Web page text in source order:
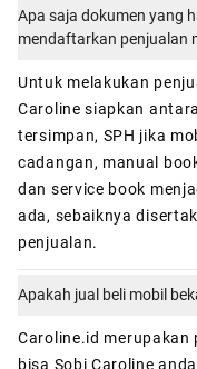
Apa saja dokumen yang
mendaftarkan penjualan
Untuk melakukan
Caroline siapkan
tersimpan, SPH jika
cadangan, manual
dan service book
ada, sebaiknya
penjualan.
Apakah jual beli mobil
Caroline.id merupakan
bisa Sobi Caroline